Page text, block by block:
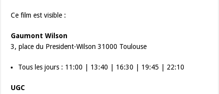
Ce film est visible :
Gaumont Wilson
3, place du President-Wilson 31000 Toulouse
Tous les jours : 11:00 | 13:40 | 16:30 | 19:45 | 22:10
UGC